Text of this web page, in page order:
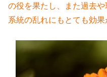
の役を果たし、また過去
系統の乱れにもとても効果